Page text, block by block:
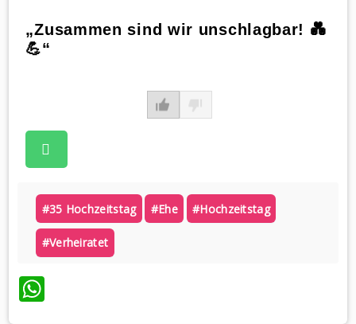
„Zusammen sind wir unschlagbar! 💑
💪“
#35 Hochzeitstag #ehe #hochzeitstag
#verheiratet
WhatsApp